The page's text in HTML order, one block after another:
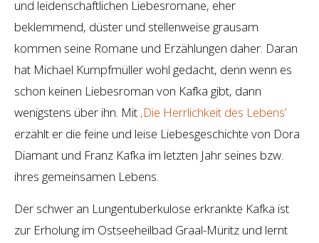
und leidenschaftlichen Liebesromane, eher
beklemmend, düster und stellenweise grausam
kommen seine Romane und Erzählungen daher. Daran
hat Michael Kumpfmüller wohl gedacht, denn wenn es
schon keinen Liebesroman von Kafka gibt, dann
wenigstens über ihn. Mit ‚Die Herrlichkeit des Lebens’
erzählt er die feine und leise Liebesgeschichte von Dora
Diamant und Franz Kafka im letzten Jahr seines bzw.
ihres gemeinsamen Lebens.
Der schwer an Lungentuberkulose erkrankte Kafka ist
zur Erholung im Ostseeheilbad Graal-Müritz und lernt